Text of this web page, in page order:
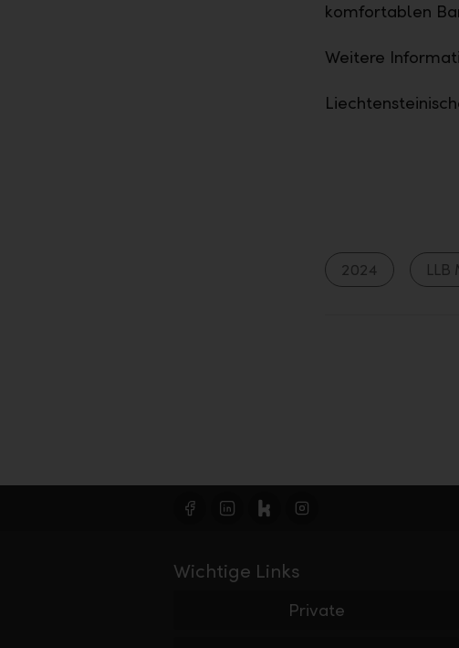
komfortablen
Weitere
2024
Wichtige Links
Private